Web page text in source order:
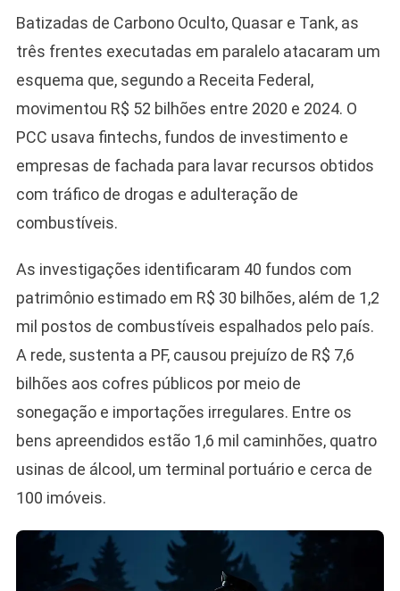
Batizadas de Carbono Oculto, Quasar e Tank, as
três frentes executadas em paralelo atacaram um
esquema que, segundo a Receita Federal,
movimentou R$ 52 bilhões entre 2020 e 2024. O
PCC usava fintechs, fundos de investimento e
empresas de fachada para lavar recursos obtidos
com tráfico de drogas e adulteração de
combustíveis.
As investigações identificaram 40 fundos com
patrimônio estimado em R$ 30 bilhões, além de 1,2
mil postos de combustíveis espalhados pelo país.
A rede, sustenta a PF, causou prejuízo de R$ 7,6
bilhões aos cofres públicos por meio de
sonegação e importações irregulares. Entre os
bens apreendidos estão 1,6 mil caminhões, quatro
usinas de álcool, um terminal portuário e cerca de
100 imóveis.